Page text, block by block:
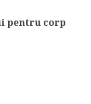
pentru corp